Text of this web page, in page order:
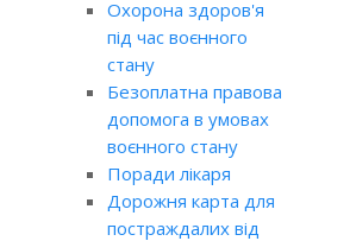
Охорона здоров'я
під час воєнного
стану
Безоплатна правова
допомога в умовах
воєнного стану
Поради лікаря
Дорожня карта для
постраждалих від